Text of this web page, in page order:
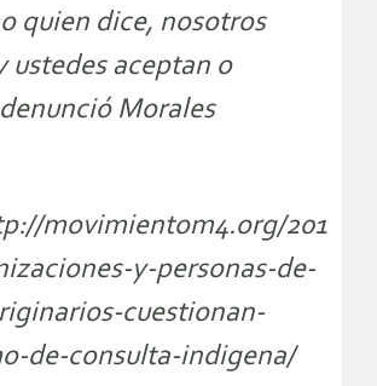
quien dice, nosotros
ustedes aceptan o
Morales
movimientom4.org/201
y-personas-de-
cuestionan-
de-consulta-indigena/